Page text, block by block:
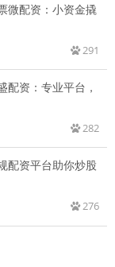
微配资：小资金撬
291
配资：专业平台，
282
配资平台助你炒股
276